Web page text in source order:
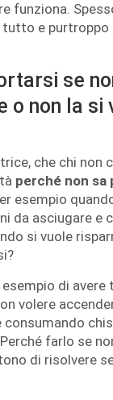
funziona.
e purtroppo
se
o non la si
che chi non
perché non sa
esempio
da asciugare e
si vuole
esempio di
volere
consumando
farlo se
di risolvere